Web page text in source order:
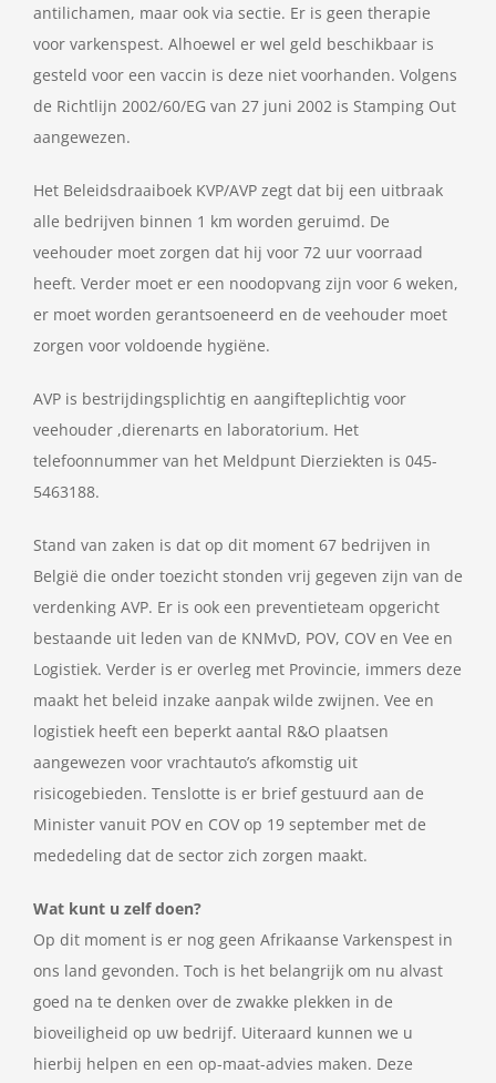
antilichamen, maar ook via sectie. Er is geen therapie
voor varkenspest. Alhoewel er wel geld beschikbaar is
gesteld voor een vaccin is deze niet voorhanden. Volgens
de Richtlijn 2002/60/EG van 27 juni 2002 is Stamping Out
aangewezen.
Het Beleidsdraaiboek KVP/AVP zegt dat bij een uitbraak
alle bedrijven binnen 1 km worden geruimd. De
veehouder moet zorgen dat hij voor 72 uur voorraad
heeft. Verder moet er een noodopvang zijn voor 6 weken,
er moet worden gerantsoeneerd en de veehouder moet
zorgen voor voldoende hygiëne.
AVP is bestrijdingsplichtig en aangifteplichtig voor
veehouder ,dierenarts en laboratorium. Het
telefoonnummer van het Meldpunt Dierziekten is 045-
5463188.
Stand van zaken is dat op dit moment 67 bedrijven in
België die onder toezicht stonden vrij gegeven zijn van de
verdenking AVP. Er is ook een preventieteam opgericht
bestaande uit leden van de KNMvD, POV, COV en Vee en
Logistiek. Verder is er overleg met Provincie, immers deze
maakt het beleid inzake aanpak wilde zwijnen. Vee en
logistiek heeft een beperkt aantal R&O plaatsen
aangewezen voor vrachtauto’s afkomstig uit
risicogebieden. Tenslotte is er brief gestuurd aan de
Minister vanuit POV en COV op 19 september met de
mededeling dat de sector zich zorgen maakt.
Wat kunt u zelf doen?
Op dit moment is er nog geen Afrikaanse Varkenspest in
ons land gevonden. Toch is het belangrijk om nu alvast
goed na te denken over de zwakke plekken in de
bioveiligheid op uw bedrijf. Uiteraard kunnen we u
hierbij helpen en een op-maat-advies maken. Deze